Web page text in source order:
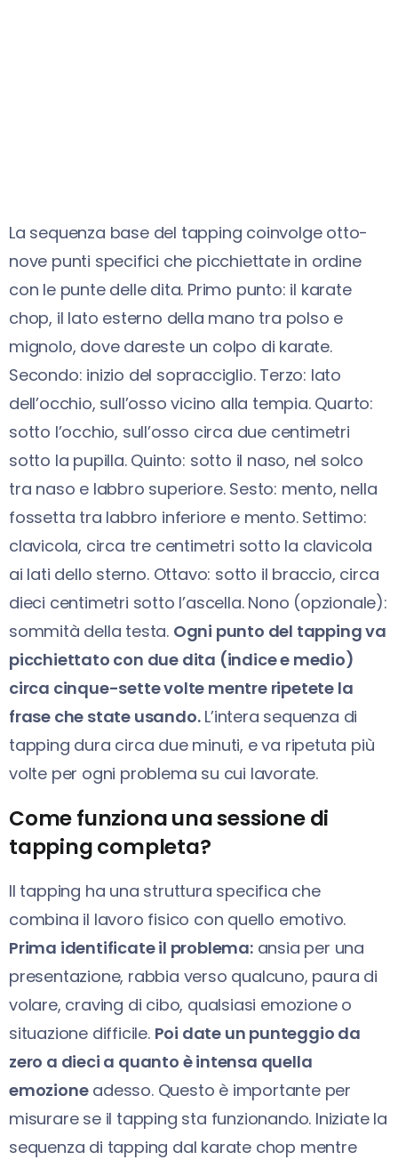
La sequenza base del tapping coinvolge otto-
nove punti specifici che picchiettate in ordine
con le punte delle dita. Primo punto: il karate
chop, il lato esterno della mano tra polso e
mignolo, dove dareste un colpo di karate.
Secondo: inizio del sopracciglio. Terzo: lato
dell’occhio, sull’osso vicino alla tempia. Quarto:
sotto l’occhio, sull’osso circa due centimetri
sotto la pupilla. Quinto: sotto il naso, nel solco
tra naso e labbro superiore. Sesto: mento, nella
fossetta tra labbro inferiore e mento. Settimo:
clavicola, circa tre centimetri sotto la clavicola
ai lati dello sterno. Ottavo: sotto il braccio, circa
dieci centimetri sotto l’ascella. Nono (opzionale):
sommità della testa. Ogni punto del tapping va
picchiettato con due dita (indice e medio)
circa cinque-sette volte mentre ripetete la
frase che state usando.L’intera sequenza di
tapping dura circa due minuti, e va ripetuta più
volte per ogni problema su cui lavorate.
Come funziona una sessione di
tapping completa?
Il tapping ha una struttura specifica che
combina il lavoro fisico con quello emotivo.
Prima identificate il problema:ansia per una
presentazione, rabbia verso qualcuno, paura di
volare, craving di cibo, qualsiasi emozione o
situazione difficile. Poi date un punteggio da
zero a dieci a quanto è intensa quella
emozioneadesso. Questo è importante per
misurare se il tapping sta funzionando. Iniziate la
sequenza di tapping dal karate chop mentre